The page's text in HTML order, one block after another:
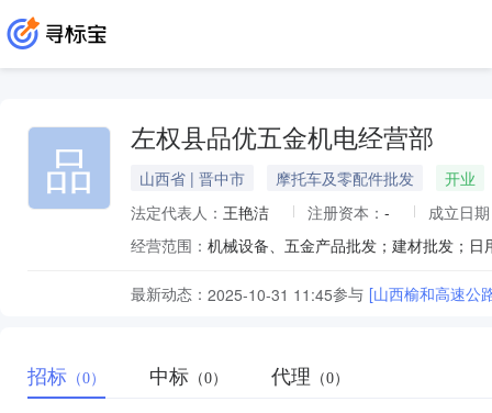
品 左权县品优五金机电经营部
山西省 | 晋中市 摩托车及零配件批发
开业
法定代表人： 王艳洁 注册资本： -
成立日
经营范围： 机械设备、五金产品批发；建材批发；
最新动态： 2025-10-31 11:45参与 [山西榆和高速公
招标 （0） 中标 （0） 代理 （0）